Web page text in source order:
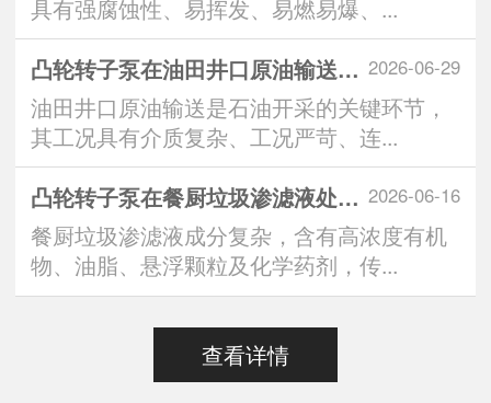
具有强腐蚀性、易挥发、易燃易爆、...
2026-06-29
凸轮转子泵在油田井口原油输送系统中的应用优
油田井口原油输送是石油开采的关键环节，
其工况具有介质复杂、工况严苛、连...
2026-06-16
凸轮转子泵在餐厨垃圾渗滤液处理中的突出表现
餐厨垃圾渗滤液成分复杂，含有高浓度有机
物、油脂、悬浮颗粒及化学药剂，传...
查看详情